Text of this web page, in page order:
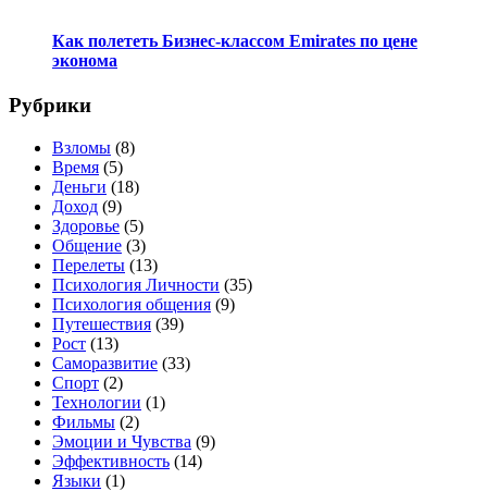
Как полететь Бизнес-классом Emirates по цене
эконома
Рубрики
Взломы (8)
Время (5)
Деньги (18)
Доход (9)
Здоровье (5)
Общение (3)
Перелеты (13)
Психология Личности (35)
Психология общения (9)
Путешествия (39)
Рост (13)
Саморазвитие (33)
Спорт (2)
Технологии (1)
Фильмы (2)
Эмоции и Чувства (9)
Эффективность (14)
Языки (1)